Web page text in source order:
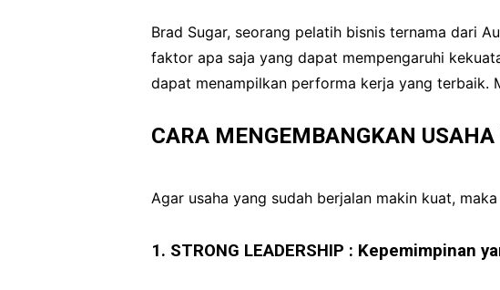
Brad Sugar, seorang pelatih bisnis ternama dari
faktor apa saja yang dapat mempengaruhi
dapat menampilkan performa kerja yang terbaik.
CARA MENGEMBANGKAN
Agar usaha yang sudah berjalan makin kuat,
1. STRONG LEADERSHIP : Kepemimpinan